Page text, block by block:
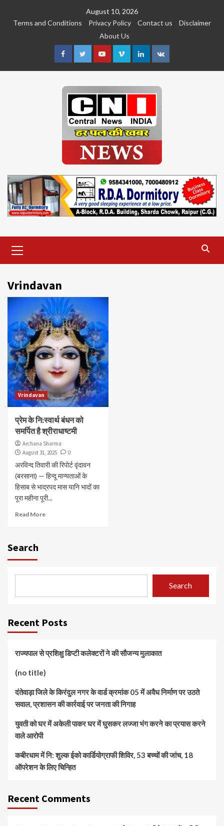
August 10, 2026
Terms and Conditions
Privacy Policy Contact us
Disclaimer
About Us
FacebookTwitterYoutubeVimeoLinkedin
VK
Menu
Vrindavan
Vrindavan
प्रेम के नि:स्वार्थ बंधन को
समर्पित है श्रीराधाष्टमी
Archana Sharma
August 31, 2025
0
अरविन्द तिवारी की रिपोर्ट वृंदावन
(बरसाना) — हिन्दू मान्यताओं के
हिसाब से भाद्रपद मास यानि भादों का
पूरा महीना पूरी...
Read More
Search
Search
Recent Posts
राज्यपाल से प्रशिक्षु डिप्टी कलेक्टरों ने की सौजन्य मुलाकात
(no title)
दंतेवाड़ा जिले के किरंदुल नगर के वार्ड क्रमांक 05 में अवैध निर्माण पर उठते
सवाल, प्रशासन की कार्रवाई पर जनता की निगाह
युवती को घर में अकेली पाकर घर में घुसकर लज्जा भंग करने का प्रयास करने
वाले आरोपी
कबीरधाम में नि: शुल्क ईको कार्डियोग्राफी शिविर, 53 बच्चों की जांच, 18
ऑपरेशन के लिए चिन्हित
Recent Comments